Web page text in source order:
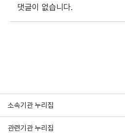
댓글이 없습니다.
소속기관 누리집
관련기관 누리집